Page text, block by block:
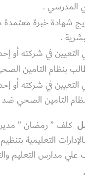
المدرسي .
شهادة خبرة معتمدة
.
التعيين في شركته
بنظام التامين
التعيين في شركته
التامين الصحي
كلف ” رمضان ”
التعليمية
علي مدارس التعليم